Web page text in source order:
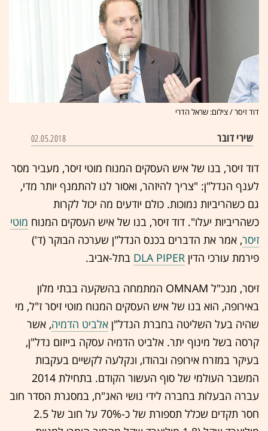
דוד זיסר / צילום: שראל הדרי
שירי דובר 02.05.2018
דוד זיסר, בנו של איש העסקים המנוח מוטי זיסר, מעביר מסר
לענף הנדל"ן: "צריך להיזהר, ואסור לנו להתמנף יותר מדי,
גם כשהריביות נמוכות. כולם יודעים מה יכול לקרות
כשהריביות יעלו". דוד זיסר, בנו של איש העסקים המנוח מוטי
זיסר, אמר את הדברים בכנס הנדל"ן שערכה הבוקר (ד')
פירמת עורכי הדין DLA PIPER בתל-אביב.
זיסר, מנכ"ל OMNAM המתמחה בהשקעה בבתי מלון
באירופה, הוא בנו של איש העסקים המנוח מוטי זיסר ז"ל, מי
שהיה בעל השליטה בחברת הנדל"ן אלביט הדמיה, אשר
קרסה בשל מינוף יתר. אלביט הדמיה עסקה בייזום נדל"ן,
בעיקר במזרח אירופה ובהודו, ונקלעה לקשיים בעקבות
המשבר העולמי של סוף העשור הקודם. בתחילת 2014
עברה הבעלות בחברה לידי נושי האג"ח, במסגרת הסדר חוב
חסר תקדים שכלל תספורת של כ-70% על חוב של 2.5